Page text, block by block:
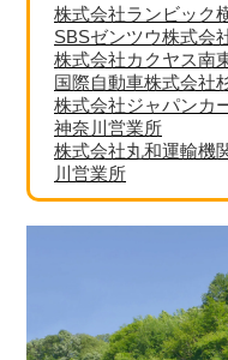
株式会社ランビック
SBSゼンツウ株式会
株式会社カクヤス南
国際自動車株式会社
株式会社ジャパンカ
神奈川営業所
株式会社丸和運輸機
川営業所